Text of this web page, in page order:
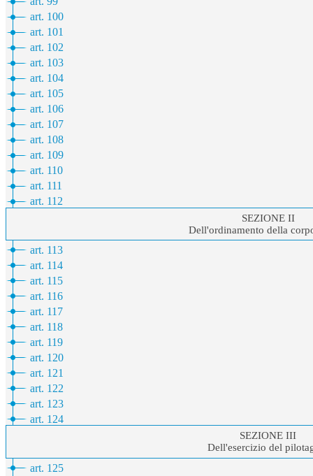
art. 100
art. 101
art. 102
art. 103
art. 104
art. 105
art. 106
art. 107
art. 108
art. 109
art. 110
art. 111
art. 112
SEZIONE II
Dell'ordinamento della
art. 113
art. 114
art. 115
art. 116
art. 117
art. 118
art. 119
art. 120
art. 121
art. 122
art. 123
art. 124
SEZIONE III
Dell'esercizio del
art. 125